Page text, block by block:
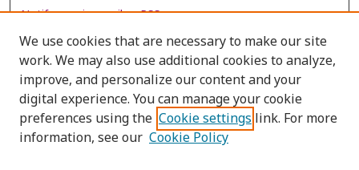
Notify me via email orRSS
Browse
Collections
Disciplines
Authors
We use cookies that are necessary to make our site
work. We may also use additional cookies to analyze,
improve, and personalize our content and your
digital experience. You can manage your cookie
preferences using the Cookie settings link. For more
information, see our Cookie Policy